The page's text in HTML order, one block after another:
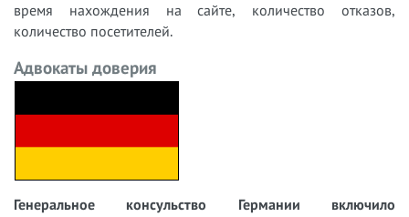
время нахождения на сайте, количество отказов,
количество посетителей.
Адвокаты доверия
Генеральное консульство Германии включило